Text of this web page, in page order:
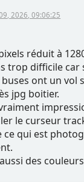
2026, 09:06:25
réduit à
trop difficile
ont un vol
jpg boitier.
le curseur
ce qui est
des